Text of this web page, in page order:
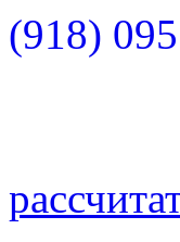
(918)